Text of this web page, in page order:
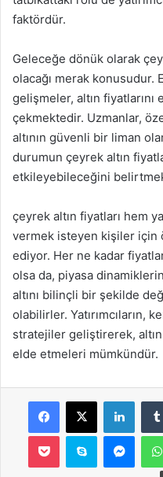
faktördür.
Geleceğe dönük olarak
olacağı merak konusudur.
gelişmeler, altın fiyatlarını
çekmektedir. Uzmanlar,
altının güvenli bir liman
durumun çeyrek altın
etkileyebileceğini
çeyrek altın fiyatları hem
vermek isteyen kişiler için
ediyor. Her ne kadar
olsa da, piyasa
altını bilinçli bir şekilde
olabilirler. Yatırımcıların,
stratejiler geliştirerek, altın
elde etmeleri mümkündür.
Facebook
X
Pocket Skype